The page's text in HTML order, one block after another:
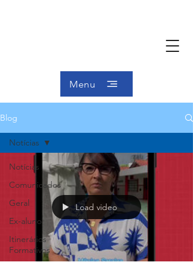
Menu
Blog
Notícias
Comunicados
Geral
Ex-aluno
Itinerários
Formativos
Notícias
Load video